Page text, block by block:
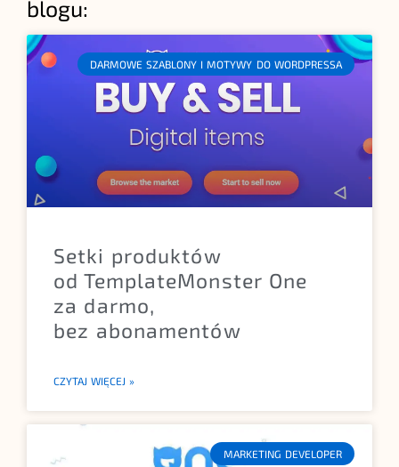
blogu:
DARMOWE SZABLONY I MOTYWY DO WORDPRESSA
Setki produktów
od TemplateMonster One
za darmo,
bez abonamentów
CZYTAJ WIĘCEJ »
MARKETING DEVELOPER